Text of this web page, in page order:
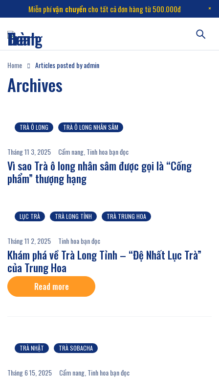
Miễn phívận chuyển cho tất cả đơn hàng từ 500.000đ
Home Articles posted by admin
Archives
TRÀ Ô LONG TRÀ Ô LONG NHÂN SÂM
Tháng 11 3, 2025 Cẩm nang Tinh hoa bạn đọc
Vì sao Trà ô long nhân sâm được gọi là “Cống
phẩm” thượng hạng
LỤC TRÀ TRÀ LONG TỈNH TRÀ TRUNG HOA
Tháng 11 2, 2025 Tinh hoa bạn đọc
Khám phá về Trà Long Tỉnh – “Đệ Nhất Lục Trà”
của Trung Hoa
Read more
TRÀ NHẬT TRÀ SOBACHA
Tháng 6 15, 2025 Cẩm nang Tinh hoa bạn đọc